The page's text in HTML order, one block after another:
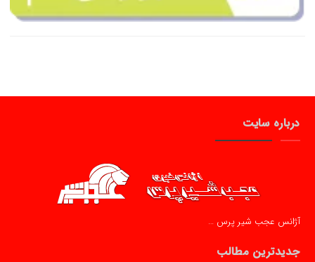
درباره سایت
آژانس عجب شیر پرس …
جدیدترین مطالب